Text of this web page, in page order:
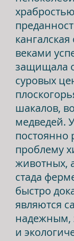
веками
защищала
суровых
шакалов,
медведей.
постоянно
проблему
животных,
стада
быстро
являются
надежным,
и